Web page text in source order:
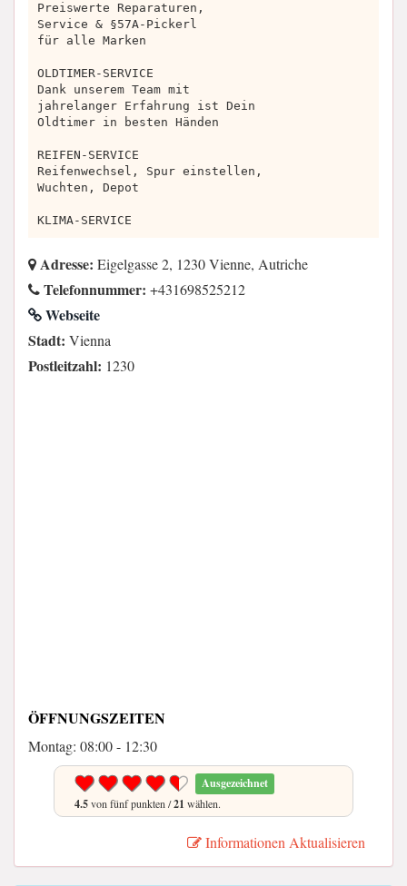
Preiswerte Reparaturen,
Service & §57A-Pickerl
für alle Marken
OLDTIMER-SERVICE
Dank unserem Team mit
jahrelanger Erfahrung ist Dein
Oldtimer in besten Händen
REIFEN-SERVICE
Reifenwechsel, Spur einstellen,
Wuchten, Depot
KLIMA-SERVICE
Adresse: Eigelgasse 2, 1230 Vienne, Autriche
Telefonnummer: +431698525212
Webseite
Stadt: Vienna
Postleitzahl: 1230
ÖFFNUNGSZEITEN
Montag: 08:00 - 12:30
Ausgezeichnet
4.5von fünf punkten /21 wählen.
Informationen Aktualisieren